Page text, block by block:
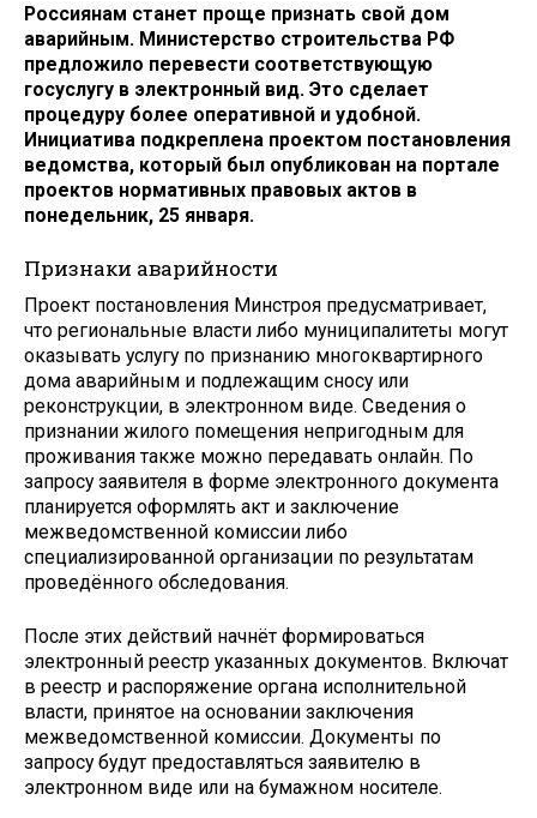
Россиянам станет проще признать свой дом
аварийным. Министерство строительства РФ
предложило перевести соответствующую
госуслугу в электронный вид. Это сделает
процедуру более оперативной и удобной.
Инициатива подкреплена проектом постановления
ведомства, который был опубликован на портале
проектов нормативных правовых актов в
понедельник, 25 января.
Признаки аварийности
Проект постановления Минстроя предусматривает,
что региональные власти либо муниципалитеты могут
оказывать услугу по признанию многоквартирного
дома аварийным и подлежащим сносу или
реконструкции, в электронном виде. Сведения о
признании жилого помещения непригодным для
проживания также можно передавать онлайн. По
запросу заявителя в форме электронного документа
планируется оформлять акт и заключение
межведомственной комиссии либо
специализированной организации по результатам
проведённого обследования.
После этих действий начнёт формироваться
электронный реестр указанных документов. Включат
в реестр и распоряжение органа исполнительной
власти, принятое на основании заключения
межведомственной комиссии. Документы по
запросу будут предоставляться заявителю в
электронном виде или на бумажном носителе.